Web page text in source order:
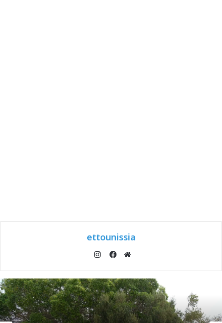
ettounissia
الويب